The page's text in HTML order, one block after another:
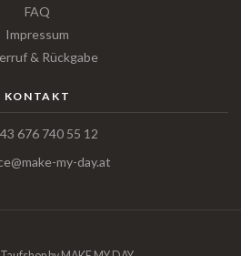
FAQ
Impressum
& Rückgabe
KONTAKT
676 740 55 12
my-day.at